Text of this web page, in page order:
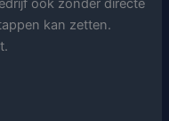
ook zonder directe
kan zetten.